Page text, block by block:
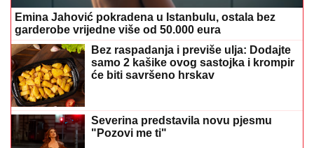
Emina Jahović pokradena u Istanbulu, ostala bez
garderobe vrijedne više od 50.000 eura
Bez raspadanja i previše ulja: Dodajte
samo 2 kašike ovog sastojka i krompir
će biti savršeno hrskav
Severina predstavila novu pjesmu
"Pozovi me ti"